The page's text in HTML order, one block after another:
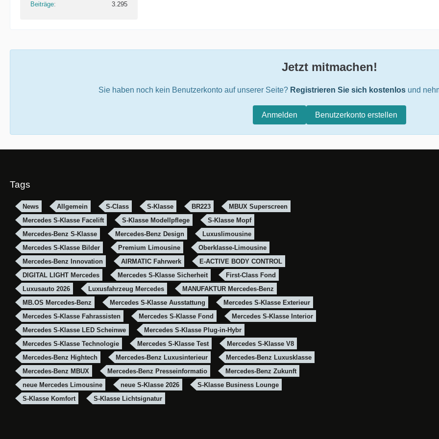
Beiträge
3.295
Jetzt mitmachen!
Sie haben noch kein Benutzerkonto auf unserer Seite? Registrieren Sie sich kostenlos und
Benutzerkonto erstellen
Anmelden
Tags
News Allgemein S-Class S-Klasse BR223
MBUX Superscreen
Mercedes S-Klasse Facelift
S-Klasse Modellpflege
S-Klasse Mopf
Mercedes-Benz S-Klasse
Mercedes-Benz Design
Luxuslimousine
Mercedes S-Klasse Bilder
Premium Limousine
Oberklasse-Limousine
Mercedes-Benz Innovation
AIRMATIC Fahrwerk
E-ACTIVE BODY CONTROL
DIGITAL LIGHT Mercedes
Mercedes S-Klasse Sicherheit
First-Class Fond
Luxusauto 2026
Luxusfahrzeug Mercedes
MANUFAKTUR Mercedes-Benz
MB.OS Mercedes-Benz
Mercedes S-Klasse Ausstattung
Mercedes S-Klasse Exterieur
Mercedes S-Klasse Fahrassisten
Mercedes S-Klasse Fond
Mercedes S-Klasse Interior
Mercedes S-Klasse LED Scheinwe
Mercedes S-Klasse Plug-in-Hybr
Mercedes S-Klasse Technologie
Mercedes S-Klasse Test
Mercedes S-Klasse V8
Mercedes-Benz Hightech
Mercedes-Benz Luxusinterieur
Mercedes-Benz Luxusklasse
Mercedes-Benz MBUX
Mercedes-Benz Presseinformatio
Mercedes-Benz Zukunft
neue Mercedes Limousine
neue S-Klasse 2026
S-Klasse Business Lounge
S-Klasse Komfort
S-Klasse Lichtsignatur